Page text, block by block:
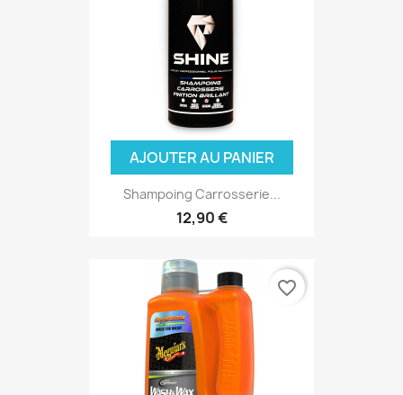
AJOUTER AU PANIER
Shampoing Carrosserie...
12,90 €
favorite_border